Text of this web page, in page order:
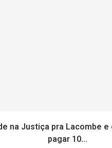
na Justiça pra Lacombe e
pagar 10...